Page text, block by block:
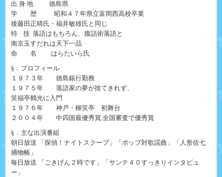
出 身 地 徳島県
学 歴 昭和４７年県立富岡西高校卒業
後藤田正晴氏・福井敏雄氏と同じ
特 技 落語はもちろん、腹話術落語と
南京玉すだれは天下一品
命 名 はらたいら氏
§．プロフィール
１９７３年 徳島銀行勤務
１９７５年 落語家の夢が捨てきれず、
笑福亭鶴光に入門
１９７６年 神戸・柳笑亭 初舞台
２００４年 中四国最優秀賞,全国審査で優秀賞
§．主な出演番組
朝日放送 「探偵！ナイトスクープ」「ポップ対歌謡曲」「人形佐七
捕物帳」
毎日放送 「ごきげん２時です」「サンテ４０すっきりインタビュ
ー」